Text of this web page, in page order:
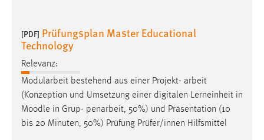
[PDF] Prüfungsplan Master Educational
Technology
Relevanz:
Modularbeit bestehend aus einer Projekt- arbeit
(Konzeption und Umsetzung einer digitalen Lerneinheit in
Moodle in Grup- penarbeit, 50%) und Präsentation (10
bis 20 Minuten, 50%) Prüfung Prüfer/innen Hilfsmittel